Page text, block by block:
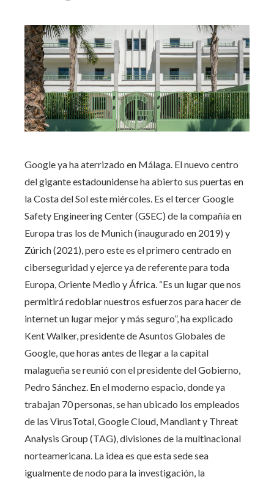
Google ya ha aterrizado en Málaga. El nuevo centro
del gigante estadounidense ha abierto sus puertas en
la Costa del Sol este miércoles. Es el tercer Google
Safety Engineering Center (GSEC) de la compañía en
Europa tras los de Munich (inaugurado en 2019) y
Zúrich (2021), pero este es el primero centrado en
ciberseguridad y ejerce ya de referente para toda
Europa, Oriente Medio y África. “Es un lugar que nos
permitirá redoblar nuestros esfuerzos para hacer de
internet un lugar mejor y más seguro”, ha explicado
Kent Walker, presidente de Asuntos Globales de
Google, que horas antes de llegar a la capital
malagueña se reunió con el presidente del Gobierno,
Pedro Sánchez. En el moderno espacio, donde ya
trabajan 70 personas, se han ubicado los empleados
de las VirusTotal, Google Cloud, Mandiant y Threat
Analysis Group (TAG), divisiones de la multinacional
norteamericana. La idea es que esta sede sea
igualmente de nodo para la investigación, la